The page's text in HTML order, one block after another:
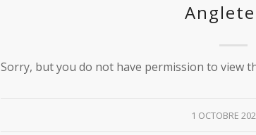
Sorry, but you do not have permission to view
1 OCTOBRE
/